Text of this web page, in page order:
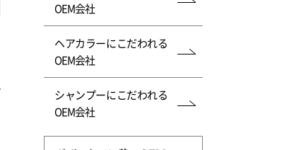
OEM会社
ヘアカラーにこだわれる
OEM会社
シャンプーにこだわれる
OEM会社